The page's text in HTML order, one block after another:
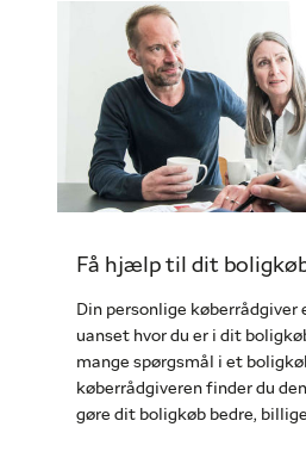
Få hjælp til dit
Din personlige køberrådgiver
uanset hvor du er i dit
mange spørgsmål i et
køberrådgiveren finder du
gøre dit boligkøb bedre,